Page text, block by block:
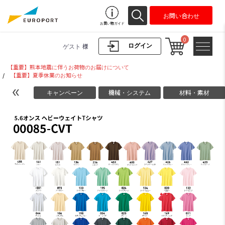
ログイン
ゲスト 様
0
お買い物ガイド
お問い合わせ
【重要】熊本地震に伴うお荷物のお届けについて
/
【重要】夏季休業のお知らせ
キャンペーン 機械・システム 材料・素材